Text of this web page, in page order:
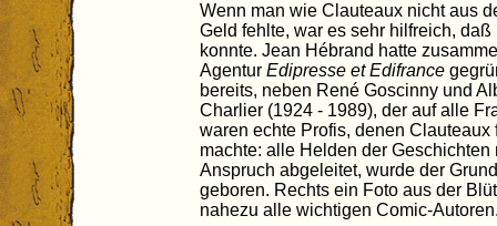
Wenn man wie Clauteaux nicht aus
Geld fehlte, war es sehr hilfreich,
konnte. Jean Hébrand hatte
Agentur Edipresse et Edifrance
bereits, neben René Goscinny und
Charlier (1924 - 1989), der auf alle
waren echte Profis, denen
machte: alle Helden der
Anspruch abgeleitet, wurde der
geboren. Rechts ein Foto aus der
nahezu alle wichtigen Comic-